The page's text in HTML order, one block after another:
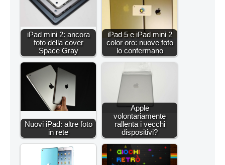
iPad mini 2: ancora
foto della cover
Space Gray
iPad 5 e iPad mini 2
color oro: nuove foto
lo confermano
Nuovi iPad: altre foto
in rete
Apple
volontariamente
rallenta i vecchi
dispositivi?